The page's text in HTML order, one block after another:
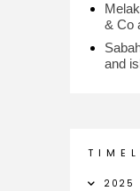
& Co
and
T I M E L
2025